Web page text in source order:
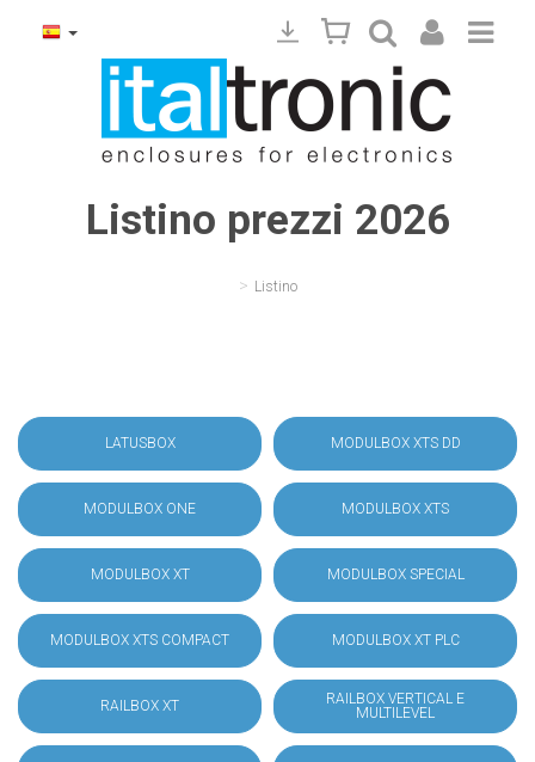
Listino prezzi 2026
> Listino
LATUSBOX MODULBOX XTS DD
MODULBOX ONE MODULBOX XTS
MODULBOX XT MODULBOX SPECIAL
MODULBOX XTS COMPACT MODULBOX XT PLC
RAILBOX XT
RAILBOX VERTICAL E
MULTILEVEL